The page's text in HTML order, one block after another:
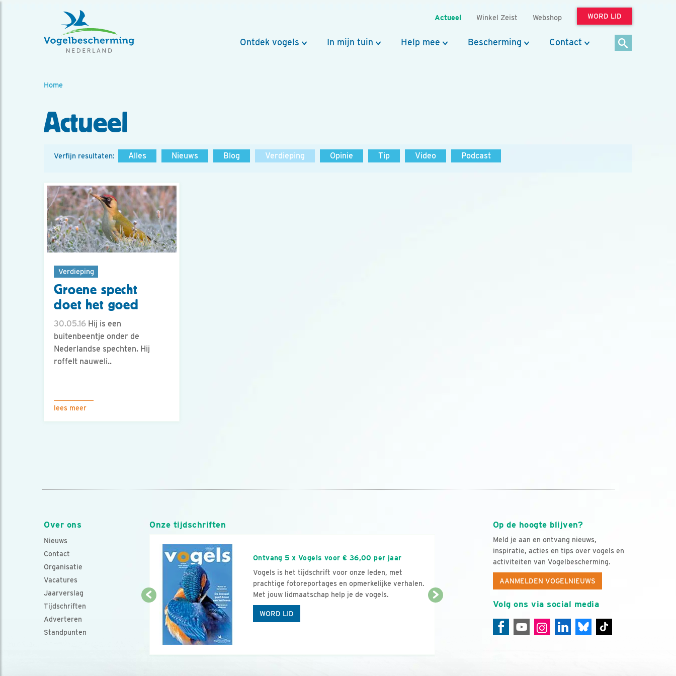
Actueel Winkel Zeist Webshop WORD LID
Ontdek vogels In mijn tuin Help mee Bescherming Contact
Home
Actueel
Verfijn resultaten: Alles Nieuws Blog Verdieping Opinie Tip Video Podcast
Verdieping
Groene specht
doet het goed
30.05.16 Hij is een
buitenbeentje onder de
Nederlandse spechten. Hij
roffelt nauweli..
lees meer
Over ons
Nieuws
Contact
Organisatie
Vacatures
Jaarverslag
Tijdschriften
Adverteren
Standpunten
Op de hoogte blijven?
Meld je aan en ontvang nieuws,
inspiratie, acties en tips over vogels en
activiteiten van Vogelbescherming.
AANMELDEN VOGELNIEUWS
Volg ons via social media
Onze tijdschriften
Ontvang 5 x Vogels voor € 36,00 per jaar
Vogels is het tijdschrift voor onze leden, met
prachtige fotoreportages en opmerkelijke verhalen.
Met jouw lidmaatschap help je de vogels.
WORD LID